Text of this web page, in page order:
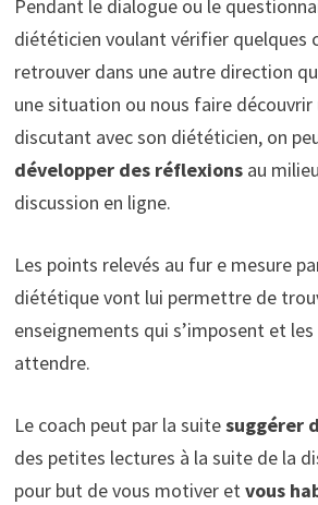
Pendant le dialogue ou le
diététicien voulant vérifier quelques
retrouver dans une autre direction
une situation ou nous faire découvrir
discutant avec son diététicien, on
développer des réflexions au
discussion en ligne.
Les points relevés au fur e mesure
diététique vont lui permettre de
enseignements qui s’imposent et
attendre.
Le coach peut par la suitesuggérer
des petites lectures à la suite de la
pour but de vous motiver etvous